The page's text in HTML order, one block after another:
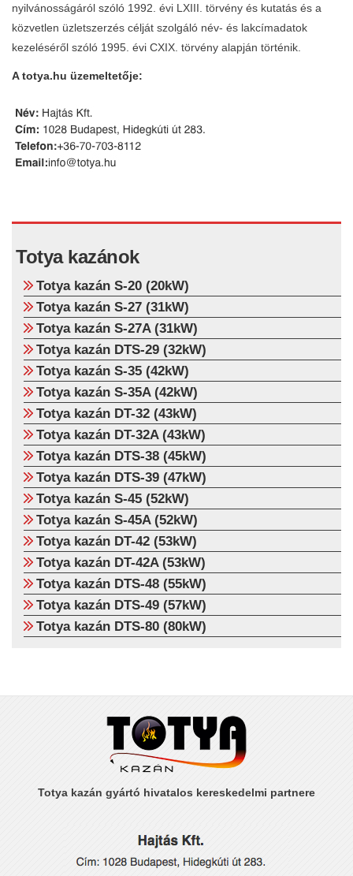
nyilvánosságáról szóló 1992. évi LXIII. törvény és kutatás és a
közvetlen üzletszerzés célját szolgáló név- és lakcímadatok
kezeléséről szóló 1995. évi CXIX. törvény alapján történik.
A totya.hu üzemeltetője:
Totya kazánok
Totya kazán S-20 (20kW)
Totya kazán S-27 (31kW)
Totya kazán S-27A (31kW)
Totya kazán DTS-29 (32kW)
Totya kazán S-35 (42kW)
Totya kazán S-35A (42kW)
Totya kazán DT-32 (43kW)
Totya kazán DT-32A (43kW)
Totya kazán DTS-38 (45kW)
Totya kazán DTS-39 (47kW)
Totya kazán S-45 (52kW)
Totya kazán S-45A (52kW)
Totya kazán DT-42 (53kW)
Totya kazán DT-42A (53kW)
Totya kazán DTS-48 (55kW)
Totya kazán DTS-49 (57kW)
Totya kazán DTS-80 (80kW)
Totya kazán gyártó hivatalos kereskedelmi partnere